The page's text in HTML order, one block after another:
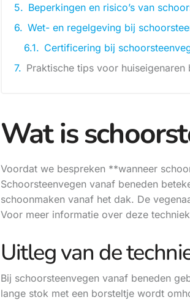
Beperkingen en risico’s van
Wet- en regelgeving bij
Certificering bij
Praktische tips voor
Wat is
Voordat we bespreken **wanneer
Schoorsteenvegen vanaf beneden
schoonmaken vanaf het dak. De
Voor meer informatie over deze
Uitleg van de
Bij schoorsteenvegen vanaf beneden
lange stok met een borsteltje wordt